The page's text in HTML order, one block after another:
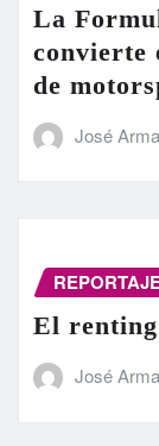
La
convierte
de
José
El renting
José